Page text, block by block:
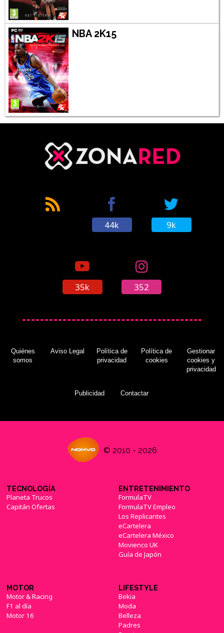
NBA 2K15
44k 9k
35k 352
Quiénes
somos
Aviso Legal
Política de
privacidad
Política de
cookies
Gestionar
cookies y
privacidad
Publicidad Contactar
© 2010 - 2026
TECNOLOGÍA
Planeta Trucos
Capitán Ofertas
ENTRETENIMIENTO
FormulaTV
FormulaTV Empleo
Los Replicantes
eCartelera
eCartelera México
Movienco UK
Guía de Japón
MOTOR
Motor & Racing
F1 al día
Motor 16
LIFESTYLE
Bekia
Moda
Belleza
Padres